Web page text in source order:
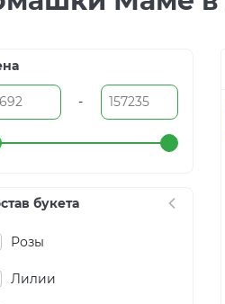
-
букета
Розы
Лилии